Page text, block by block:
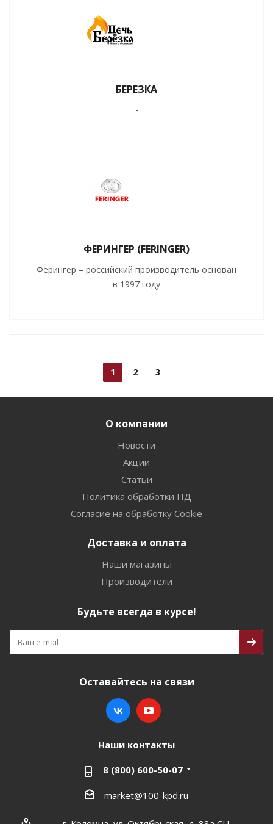
БЕРЕЗКА
-
ФЕРИНГЕР (FERINGER)
Ферингер – российский производитель основан
в 1997 году
1 2 3
О компании
Новости
Акции
Статьи
Политика обработки ПД
Согласие на обработку Cookie
Доставка и оплата
Наши магазины
Производители
Будьте всегда в курсе!
Оставайтесь на связи
Наши контакты
8 (800) 600-50-07
market@100-kpd.ru